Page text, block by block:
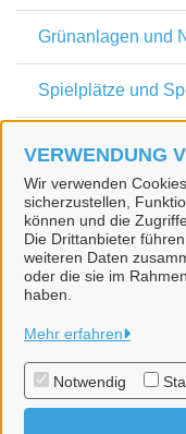
VERWENDUNG
Wir verwenden
sicherzustellen,
können und die
Die Drittanbieter
weiteren Daten
oder die sie im
haben.
Mehr erfahren
Notwendig
Grünanlagen und
Spielplätze und
Zugehörige
Stadt Teltow
Alle Rechte